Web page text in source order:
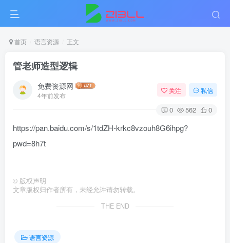
首页 语言资源 正文
管老师造型逻辑
免费资源网
4年前发布
关注 私信
0 562 0
https://pan.baidu.com/s/1tdZH-krkc8vzouh8G6ihpg?
pwd=8h7t
© 版权声明
文章版权归作者所有，未经允许请勿转载。
THE END
语言资源